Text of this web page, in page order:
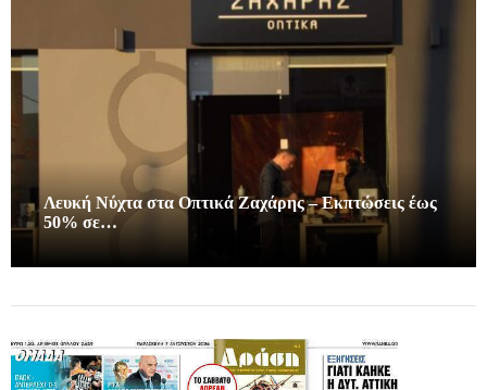
Λευκή Νύχτα στα Οπτικά Ζαχάρης – Εκπτώσεις έως
50% σε…